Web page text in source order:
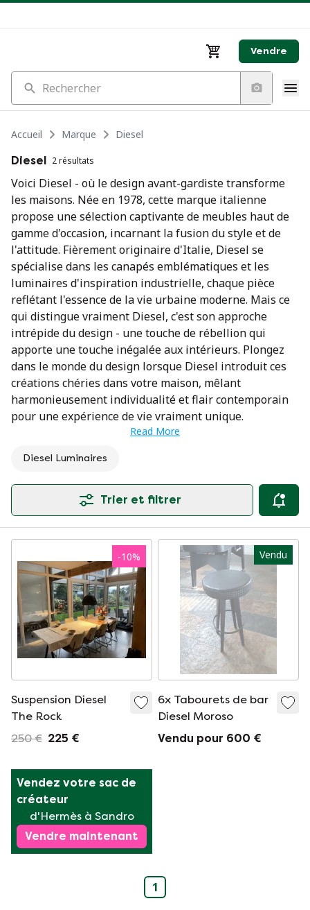
Vendre
Rechercher
Accueil Marque
Diesel
Diesel 2 résultats
Voici Diesel - où le design avant-gardiste transforme
les maisons. Née en 1978, cette marque italienne
propose une sélection captivante de meubles haut de
gamme d'occasion, incarnant la fusion du style et de
l'attitude. Fièrement originaire d'Italie, Diesel se
spécialise dans les canapés emblématiques et les
luminaires d'inspiration industrielle, chaque pièce
reflétant l'essence de la vie urbaine moderne. Mais ce
qui distingue vraiment Diesel, c'est son approche
intrépide du design - une touche de rébellion qui
apporte une touche inégalée aux intérieurs. Plongez
dans le monde du design lorsque Diesel introduit ces
créations chéries dans votre maison, mêlant
harmonieusement individualité et flair contemporain
pour une expérience de vie vraiment unique.
Read More
Diesel Luminaires
Trier et filtrer
-10%
Suspension Diesel
The Rock
250 € 225 €
Vendu
6x Tabourets de bar
Diesel Moroso
Vendu pour 600 €
Vendez votre sac de
créateur
d'Hermès à Sandro
Vendre maintenant
1